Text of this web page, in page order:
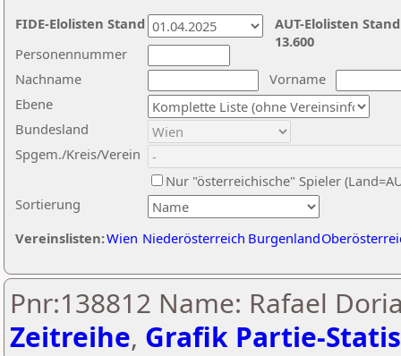
Nachname
Vorname
Ebene
Sortierung
Personennummer
Bundesland
Spgem./Kreis/Verein
Nur "österreichische" Spieler
Vereinslisten:Wien Niederösterreich Burgenland
AUT-Elolisten
13.600
FIDE-Elolisten Stand
Pnr:138812 Name: Rafael
Zeitreihe, Grafik Partie-